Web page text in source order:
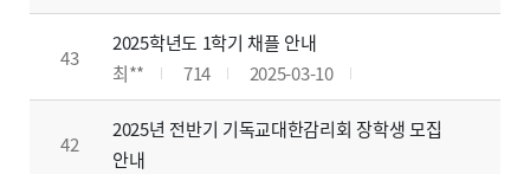
43
2025학년도 1학기 채플 안내
최**
714 2025-03-10
42
2025년 전반기 기독교대한감리회 장학생 모집
안내